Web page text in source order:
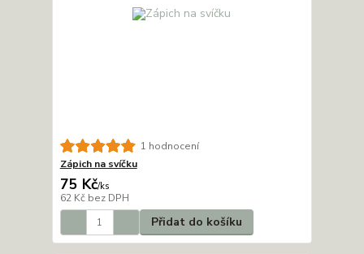
1 hodnocení
Zápich na svíčku
75 Kč/ks
62 Kč bez DPH
Přidat do košíku